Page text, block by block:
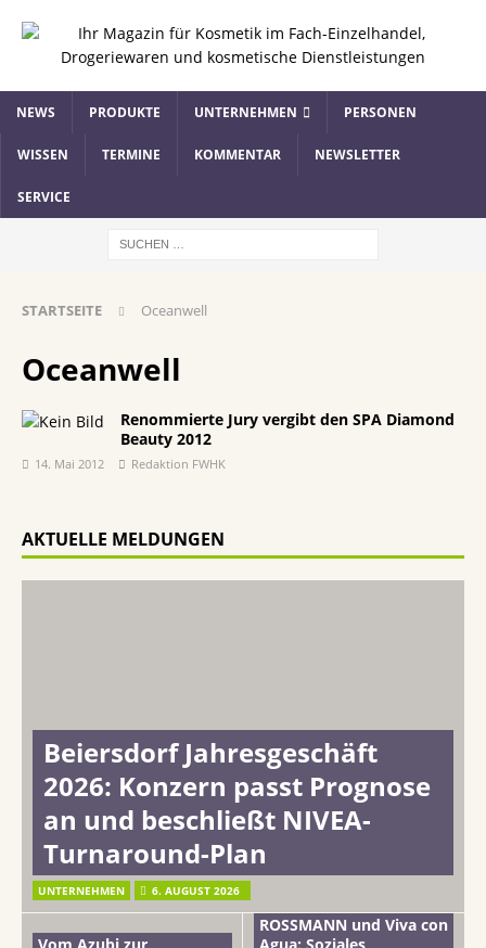
NEWS PRODUKTE UNTERNEHMEN PERSONEN
WISSEN TERMINE KOMMENTAR NEWSLETTER
SERVICE
STARTSEITE Oceanwell
Oceanwell
Renommierte Jury vergibt den SPA Diamond
Beauty 2012
14. Mai 2012 Redaktion FWHK
AKTUELLE MELDUNGEN
Beiersdorf Jahresgeschäft
2026: Konzern passt Prognose
an und beschließt NIVEA-
Turnaround-Plan
UNTERNEHMEN 6. AUGUST 2026
ROSSMANN und Viva con